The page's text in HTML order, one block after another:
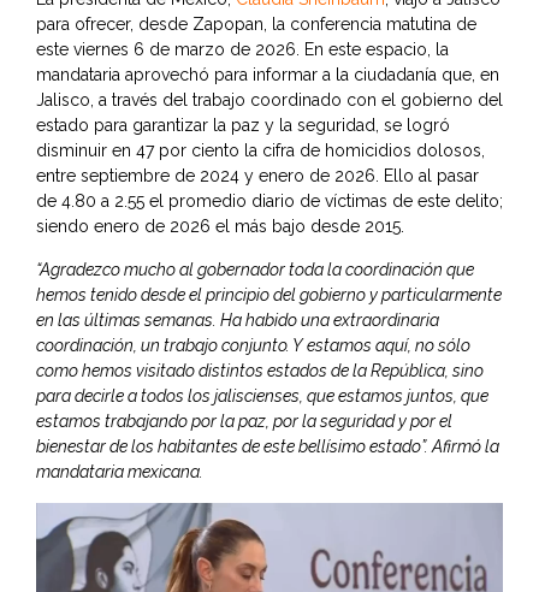
para ofrecer, desde Zapopan, la conferencia matutina de
este viernes 6 de marzo de 2026. En este espacio, la
mandataria aprovechó para informar a la ciudadanía que, en
Jalisco, a través del trabajo coordinado con el gobierno del
estado para garantizar la paz y la seguridad, se logró
disminuir en 47 por ciento la cifra de homicidios dolosos,
entre septiembre de 2024 y enero de 2026. Ello al pasar
de 4.80 a 2.55 el promedio diario de víctimas de este delito;
siendo enero de 2026 el más bajo desde 2015.
“Agradezco mucho al gobernador toda la coordinación que
hemos tenido desde el principio del gobierno y particularmente
en las últimas semanas. Ha habido una extraordinaria
coordinación, un trabajo conjunto. Y estamos aquí, no sólo
como hemos visitado distintos estados de la República, sino
para decirle a todos los jaliscienses, que estamos juntos, que
estamos trabajando por la paz, por la seguridad y por el
bienestar de los habitantes de este bellísimo estado”. Afirmó la
mandataria mexicana.